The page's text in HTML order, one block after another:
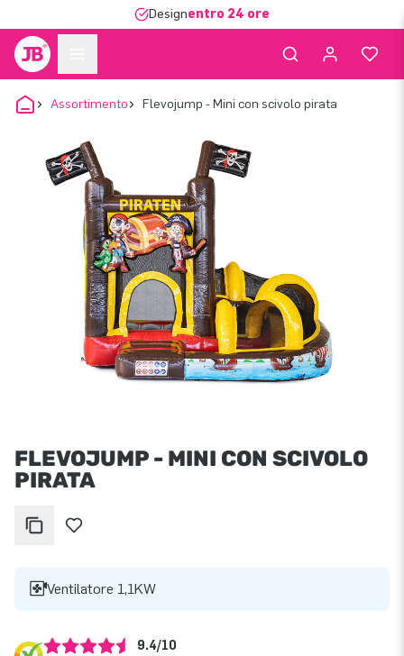
Designentro 24 ore
Assortimento Flevojump - Mini con scivolo pirata
FLEVOJUMP - MINI CON SCIVOLO
PIRATA
Ventilatore 1,1KW
9.4/10